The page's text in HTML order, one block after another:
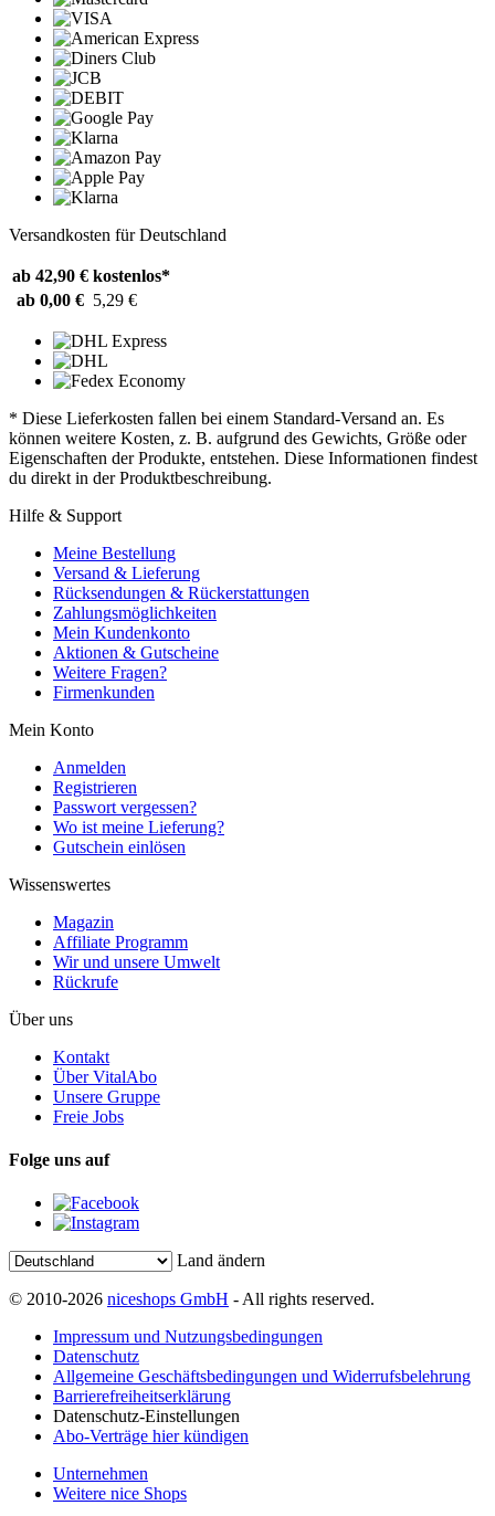
Versandkosten für Deutschland
ab 42,90 € kostenlos*
ab 0,00 € 5,29 €
* Diese Lieferkosten fallen bei einem Standard-Versand an. Es
können weitere Kosten, z. B. aufgrund des Gewichts, Größe oder
Eigenschaften der Produkte, entstehen. Diese Informationen findest
du direkt in der Produktbeschreibung.
Hilfe & Support
Meine Bestellung
Versand & Lieferung
Rücksendungen & Rückerstattungen
Zahlungsmöglichkeiten
Mein Kundenkonto
Aktionen & Gutscheine
Weitere Fragen?
Firmenkunden
Mein Konto
Anmelden
Registrieren
Passwort vergessen?
Wo ist meine Lieferung?
Gutschein einlösen
Wissenswertes
Magazin
Affiliate Programm
Wir und unsere Umwelt
Rückrufe
Über uns
Kontakt
Über VitalAbo
Unsere Gruppe
Freie Jobs
Folge uns auf
Land ändern
© 2010-2026 niceshops GmbH - All rights reserved.
Impressum und Nutzungsbedingungen
Datenschutz
Allgemeine Geschäftsbedingungen und Widerrufsbelehrung
Barrierefreiheitserklärung
Datenschutz-Einstellungen
Abo-Verträge hier kündigen
Unternehmen
Weitere nice Shops